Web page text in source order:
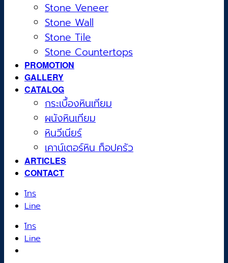
Stone Veneer
Stone Wall
Stone Tile
Stone Countertops
PROMOTION
GALLERY
CATALOG
กระเบื้องหินเทียม
ผนังหินเทียม
หินวีเนียร์
เคาน์เตอร์หิน ท็อปครัว
ARTICLES
CONTACT
โทร
Line
โทร
Line